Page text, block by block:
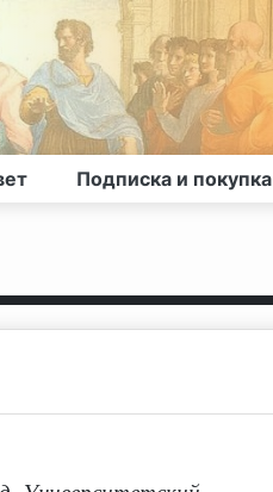
Подписка и покупка